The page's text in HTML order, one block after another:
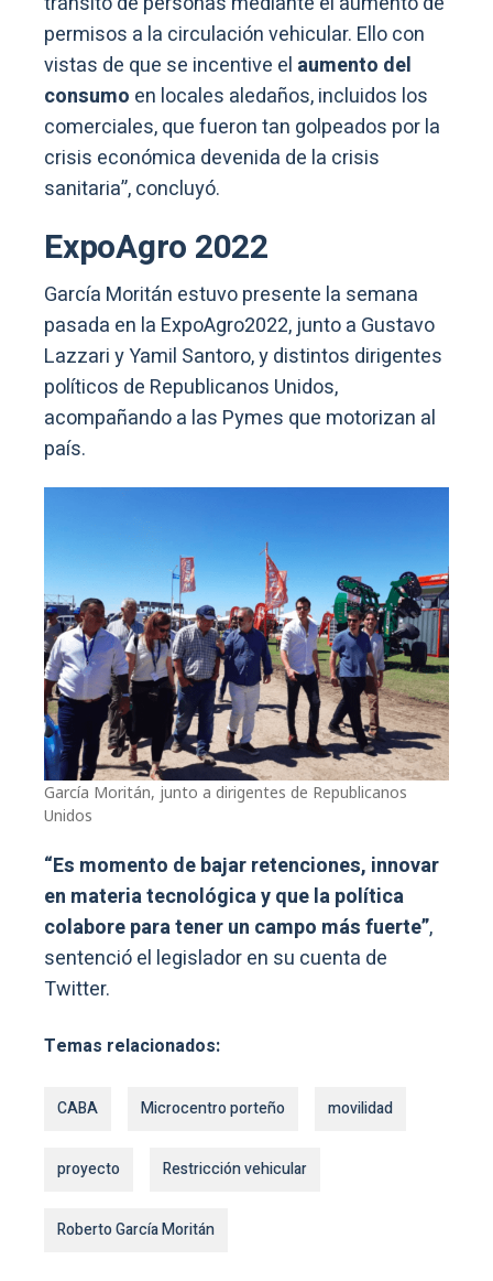
permisos a la circulación vehicular. Ello con
vistas de que se incentive el aumento del
consumo en locales aledaños, incluidos los
comerciales, que fueron tan golpeados por la
crisis económica devenida de la crisis
sanitaria”, concluyó.
ExpoAgro 2022
García Moritán estuvo presente la semana
pasada en la ExpoAgro2022, junto a Gustavo
Lazzari y Yamil Santoro, y distintos dirigentes
políticos de Republicanos Unidos,
acompañando a las Pymes que motorizan al
país.
García Moritán, junto a dirigentes de Republicanos
Unidos
“Es momento de bajar retenciones, innovar
en materia tecnológica y que la política
colabore para tener un campo más fuerte”,
sentenció el legislador en su cuenta de
Twitter.
Temas relacionados:
CABA Microcentro porteño movilidad
proyecto Restricción vehicular
Roberto García Moritán